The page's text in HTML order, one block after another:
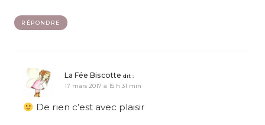
RÉPONDRE
La Fée Biscotte dit :
17 mars 2017 à 15 h 31 min
De rien c’est avec plaisir